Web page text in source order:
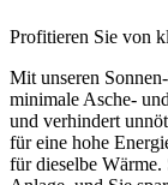
Profitieren Sie von
Mit unseren
minimale Asche-
und verhindert
für eine hohe
für dieselbe